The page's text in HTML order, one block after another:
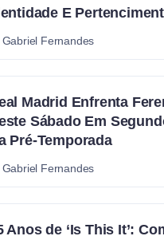
E
Gabriel Fernandes
Madrid Enfrenta
Sábado Em
Pré-Temporada
Gabriel Fernandes
Anos de ‘Is This It’: